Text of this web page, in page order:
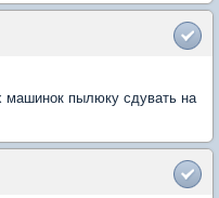
машинок пылюку сдувать на